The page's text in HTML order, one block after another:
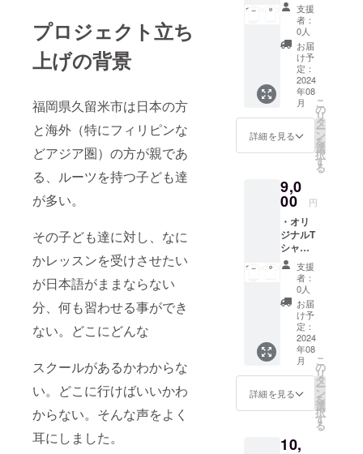
プロジェクト立ち
上げの背景
福岡県久留米市は日本の方
と海外（特にフィリピンな
どアジア圏）の方が親であ
る、ルーツを持つ子ども達
が多い。
その子ども達に対し、なに
かレッスンを受けさせたい
が日本語がままならない
分、何も習わせる事ができ
ない。どこにどんな
スクールがあるかわからな
い。どこに行けばいいかわ
からない。そんな声をよく
耳にしました。
くださ
い。 ＜
持ち物
＞飲み
物、タ
オル ＜
備考＞
無理に
スパー
リング
する必
自身の
歩幅で
験して
みてく
ださ
い。
＞１枚
＜サイ
ズ＞
XS,S,M.
L.XL.XX
イン
は、予
告なく
変更さ
れる場
す。 ・
お試し
練習チ
ケット
（１回
分）１
枚 ＜実
施概要
＞１時
間３０
分×１回
＜有効
期限＞
発効日
から
３ヶ月
＜受講
施。実
支援
者：
0人
お届
け予
定：
2024
年08
月
詳細を見る
こ
の
リ
タ
ー
ン
を
選
択
す
る
9,0
00 円
・オリ
ジナルT
シャツ
＜枚数
＞１枚
＜サイ
ズ＞
XS,S,M.
L.XL.XX
リジナ
ルタオ
ル ＜枚
数＞1枚
＜サイ
0㎜ ※デ
支援
者：
0人
お届
け予
定：
2024
年08
月
詳細を見る
こ
の
リ
タ
ー
ン
を
選
択
す
る
10,